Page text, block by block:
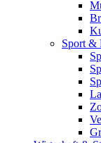
Sport &